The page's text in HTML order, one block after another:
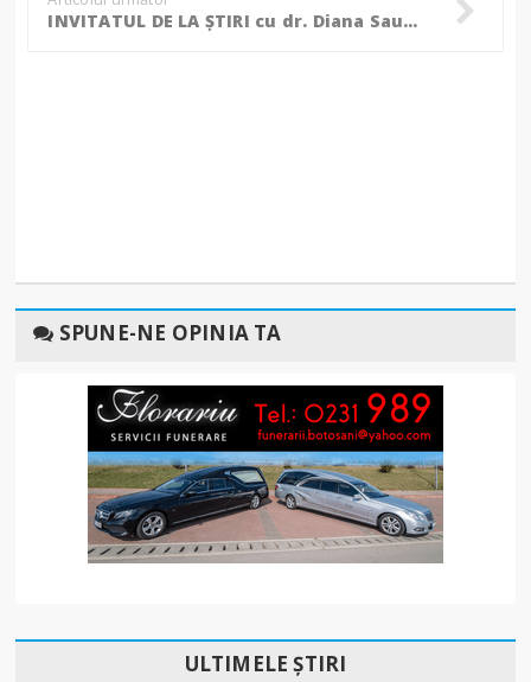
INVITATUL DE LA ȘTIRI cu dr. Diana Sauciuc, „medicul copiilor, al părinților și adulților”! (Foto, Video)
SPUNE-NE OPINIA TA
ULTIMELE ȘTIRI